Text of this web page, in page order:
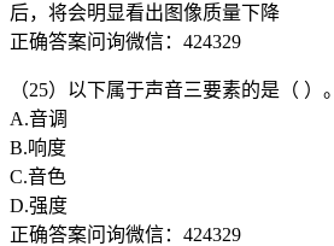
后，将会明显看出图像质量下降
正确答案问询微信：424329
（25）以下属于声音三要素的是（ ）。
A.音调
B.响度
C.音色
D.强度
正确答案问询微信：424329